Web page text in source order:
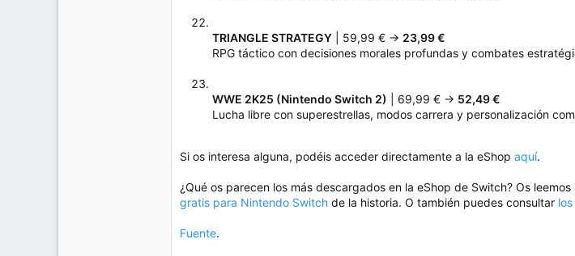
TRIANGLE STRATEGY | 59,99 € → 23,99 €
RPG táctico con decisiones morales profundas y combates
WWE 2K25 (Nintendo Switch 2) | 69,99 € → 52,49 €
Lucha libre con superestrellas, modos carrera y personalización
Si os interesa alguna, podéis acceder directamente a la eShop aquí.
¿Qué os parecen los más descargados en la eShop de Switch? Os
gratis para Nintendo Switch de la historia. O también puedes consultar
Fuente.